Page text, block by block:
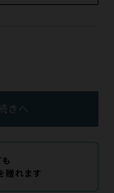
きへ
贈れます